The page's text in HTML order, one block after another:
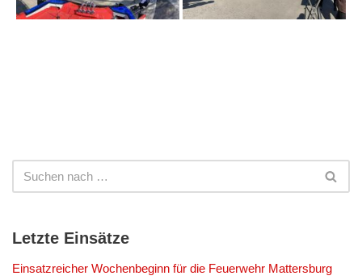
Letzte Einsätze
Einsatzreicher Wochenbeginn für die Feuerwehr Mattersburg